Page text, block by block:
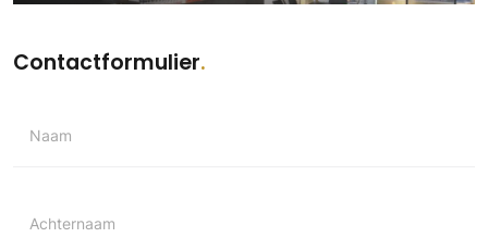
Contactformulier
Naam
Achternaam